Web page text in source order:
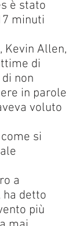
è stato
minuti
Kevin Allen,
di
non
in parole
voluto
si
a
ha detto
più